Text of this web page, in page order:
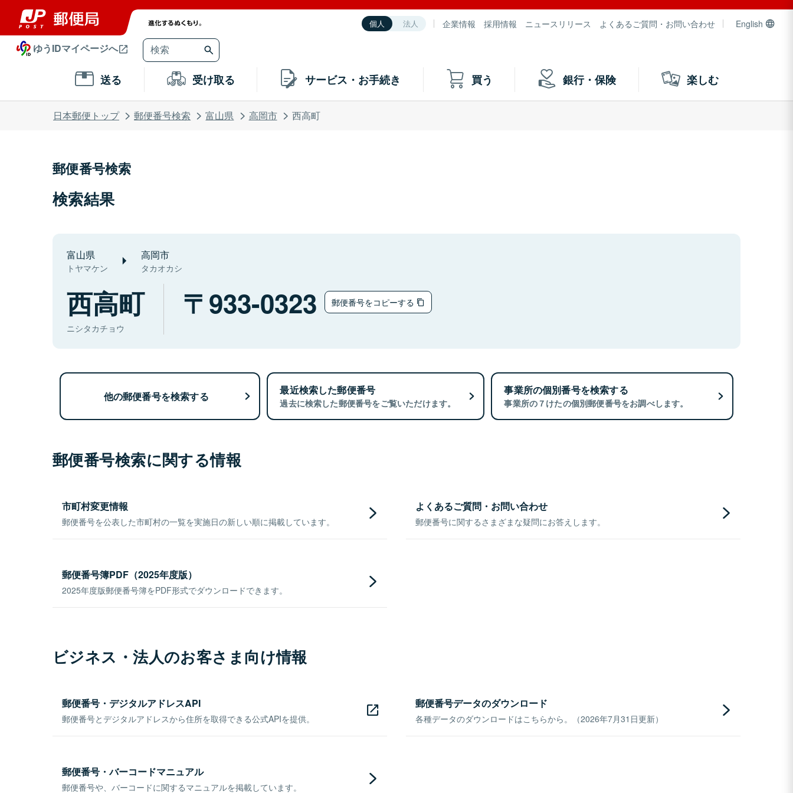
個人 法人 企業情報 採用情報 ニュースリリース よくあるご質問・お問い合わせ English
ゆうIDマイページへ
送る 受け取る サービス・お手続き 買う 銀行・保険 楽しむ
日本郵便トップ 郵便番号検索 富山県 高岡市 西高町
郵便番号検索
検索結果
富山県
トヤマケン
高岡市
タカオカシ
西高町
ニシタカチョウ
933-0323 郵便番号をコピーする
他の郵便番号を検索する 最近検索した郵便番号
過去に検索した郵便番号をご覧いただけます。
事業所の個別番号を検索する
事業所の７けたの個別郵便番号をお調べします。
郵便番号検索に関する情報
市町村変更情報
郵便番号を公表した市町村の一覧を実施日の新しい順に掲載しています。
よくあるご質問・お問い合わせ
郵便番号に関するさまざまな疑問にお答えします。
郵便番号簿PDF（2025年度版）
2025年度版郵便番号簿をPDF形式でダウンロードできます。
ビジネス・法人のお客さま向け情報
郵便番号・デジタルアドレスAPI
郵便番号とデジタルアドレスから住所を取得できる公式APIを提供。
郵便番号データのダウンロード
各種データのダウンロードはこちらから。（2026年7月31日更新）
郵便番号・バーコードマニュアル
郵便番号や、バーコードに関するマニュアルを掲載しています。